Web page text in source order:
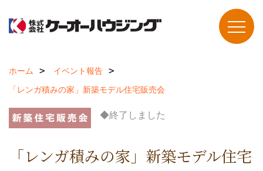
ホーム
イベント報告
「レンガ積みの家」新築モデル住宅販売会
◆終了しました
「レンガ積みの家」新築モデル住宅